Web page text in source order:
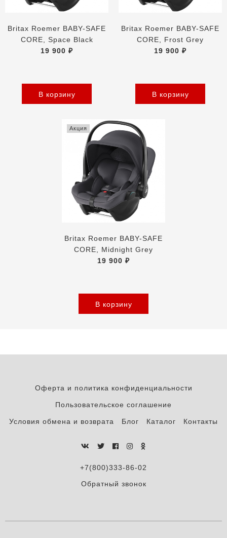
Britax Roemer BABY-SAFE
CORE, Space Black
19 900 ₽
В корзину
Britax Roemer BABY-SAFE
CORE, Frost Grey
19 900 ₽
В корзину
Акция
Britax Roemer BABY-SAFE
CORE, Midnight Grey
19 900 ₽
В корзину
Оферта и политика конфиденциальности
Пользовательское соглашение
Условия обмена и возврата Блог Каталог Контакты
+7(800)333-86-02
Обратный звонок